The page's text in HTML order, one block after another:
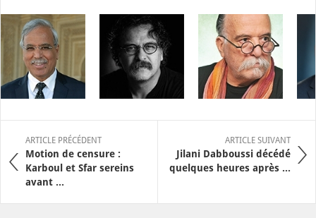
ARTICLE PRÉCÉDENT
Motion de censure :
Karboul et Sfar sereins
avant ...
ARTICLE SUIVANT
Jilani Dabboussi décédé
quelques heures après ...